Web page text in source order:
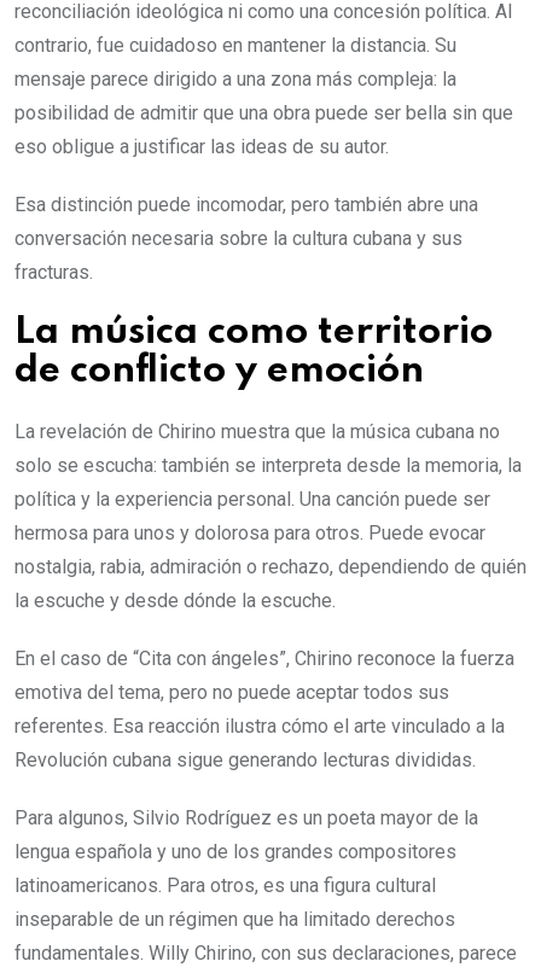
reconciliación ideológica ni como una concesión política. Al
contrario, fue cuidadoso en mantener la distancia. Su
mensaje parece dirigido a una zona más compleja: la
posibilidad de admitir que una obra puede ser bella sin que
eso obligue a justificar las ideas de su autor.
Esa distinción puede incomodar, pero también abre una
conversación necesaria sobre la cultura cubana y sus
fracturas.
La música como territorio
de conflicto y emoción
La revelación de Chirino muestra que la música cubana no
solo se escucha: también se interpreta desde la memoria, la
política y la experiencia personal. Una canción puede ser
hermosa para unos y dolorosa para otros. Puede evocar
nostalgia, rabia, admiración o rechazo, dependiendo de quién
la escuche y desde dónde la escuche.
En el caso de “Cita con ángeles”, Chirino reconoce la fuerza
emotiva del tema, pero no puede aceptar todos sus
referentes. Esa reacción ilustra cómo el arte vinculado a la
Revolución cubana sigue generando lecturas divididas.
Para algunos, Silvio Rodríguez es un poeta mayor de la
lengua española y uno de los grandes compositores
latinoamericanos. Para otros, es una figura cultural
inseparable de un régimen que ha limitado derechos
fundamentales. Willy Chirino, con sus declaraciones, parece